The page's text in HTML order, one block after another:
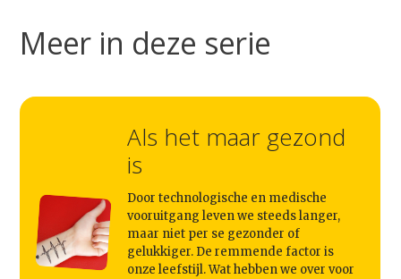
Studium Generale
Agenda
Video
Artikelen
Contact
Meer in deze serie
Als het maar gezond
is
Door technologische en medische
vooruitgang leven we steeds langer,
maar niet per se gezonder of
gelukkiger. De remmende factor is
onze leefstijl. Wat hebben we over voor